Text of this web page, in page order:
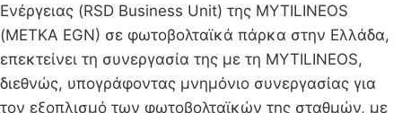
Ενέργειας (RSD Business Unit) της MYTILINEOS
(METKA EGN) σε φωτοβολταϊκά πάρκα στην Ελλάδα,
επεκτείνει τη συνεργασία της με τη MYTILINEOS,
διεθνώς, υπογράφοντας μνημόνιο συνεργασίας για
τον εξοπλισμό των φωτοβολταϊκών της σταθμών, με